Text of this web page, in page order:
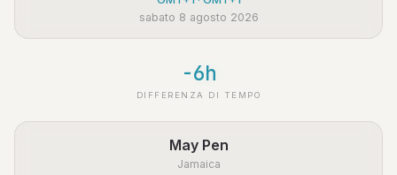
sabato 8 agosto 2026
-6h
DIFFERENZA DI TEMPO
May Pen
Jamaica